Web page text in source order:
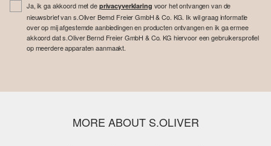
Ja, ik ga akkoord met de privacyverklaring voor het ontvangen van de
nieuwsbrief van s.Oliver Bernd Freier GmbH & Co. KG. Ik wil graag informatie
over op mij afgestemde aanbiedingen en producten ontvangen en ik ga ermee
akkoord dat s.Oliver Bernd Freier GmbH & Co. KG hiervoor een gebruikersprofiel
op meerdere apparaten aanmaakt.
MORE ABOUT S.OLIVER